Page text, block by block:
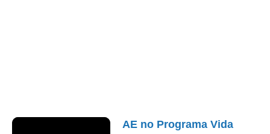
AE no Programa Vida